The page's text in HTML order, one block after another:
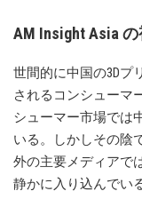
AM Insight Asia
世間的に中国の3Dプ
されるコンシューマ
シューマー市場では
いる。しかしその陰
外の主要メディアで
静かに入り込んでいる